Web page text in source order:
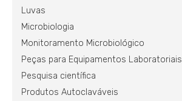
Luvas
Microbiologia
Monitoramento Microbiológico
Peças para Equipamentos Laboratoriais
Pesquisa científica
Produtos Autoclaváveis